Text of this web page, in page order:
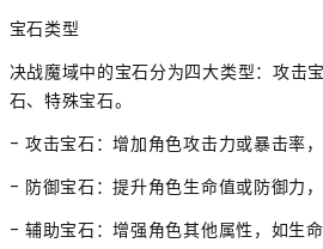
宝石类型
决战魔域中的宝石分为四大类型：攻击
石、特殊宝石。
- 攻击宝石：增加角色攻击力或暴击率，
- 防御宝石：提升角色生命值或防御力
- 辅助宝石：增强角色其他属性，如生